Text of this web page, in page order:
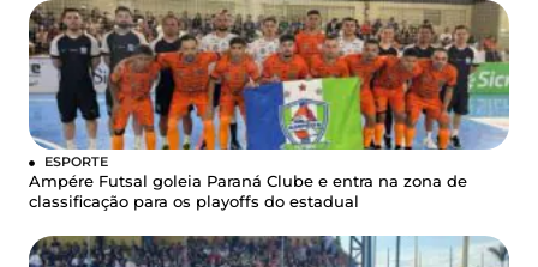
ESPORTE
Ampére Futsal goleia Paraná Clube e entra na zona de
classificação para os playoffs do estadual